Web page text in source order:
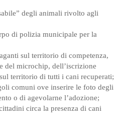
degli animali rivolto agli
di polizia municipale per la
sul territorio di competenza,
del microchip, dell’iscrizione
territorio di tutti i cani recuperati;
comuni ove inserire le foto degli
o di agevolarne l’adozione;
circa la presenza di cani